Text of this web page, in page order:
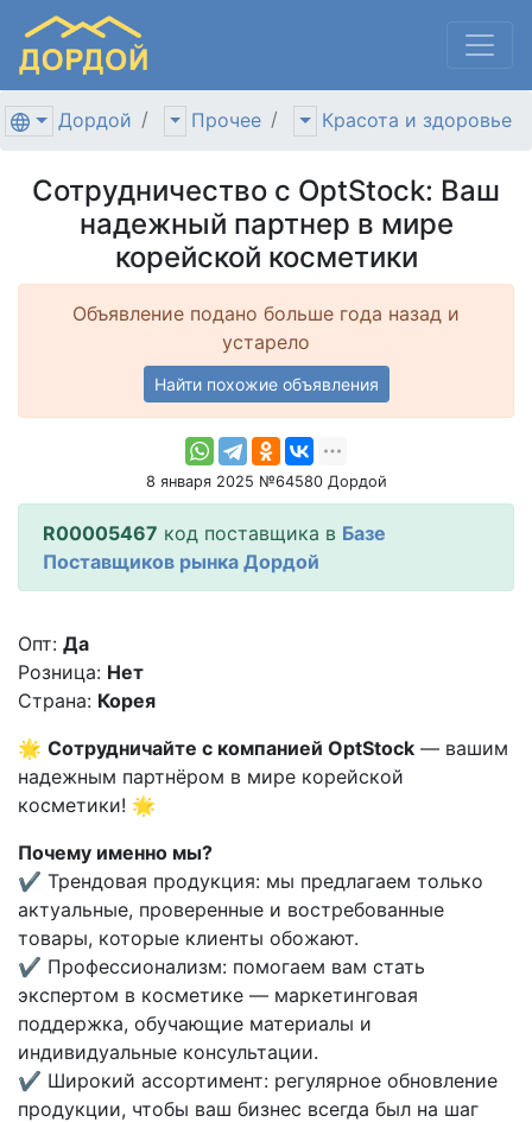
Дордой Прочее Красота и здоровье
Сотрудничество с OptStock: Ваш
надежный партнер в мире
корейской косметики
Объявление подано больше года назад и
устарело
Найти похожие объявления
8 января 2025 №64580 Дордой
R00005467 код поставщика в Базе
Поставщиков рынка Дордой
Опт: Да
Розница: Нет
Страна: Корея
🌟 Сотрудничайте с компанией OptStock — вашим
надежным партнёром в мире корейской
косметики! 🌟
Почему именно мы?
✔ Трендовая продукция: мы предлагаем только
актуальные, проверенные и востребованные
товары, которые клиенты обожают.
✔ Профессионализм: помогаем вам стать
экспертом в косметике — маркетинговая
поддержка, обучающие материалы и
индивидуальные консультации.
✔ Широкий ассортимент: регулярное обновление
продукции, чтобы ваш бизнес всегда был на шаг